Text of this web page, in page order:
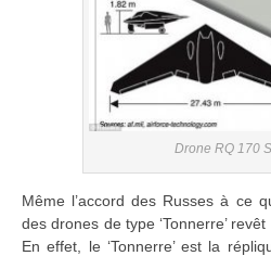
Drone RQ 170
Même l’accord des Russes à ce
des drones de type ‘Tonnerre’
En effet, le ‘Tonnerre’ est la